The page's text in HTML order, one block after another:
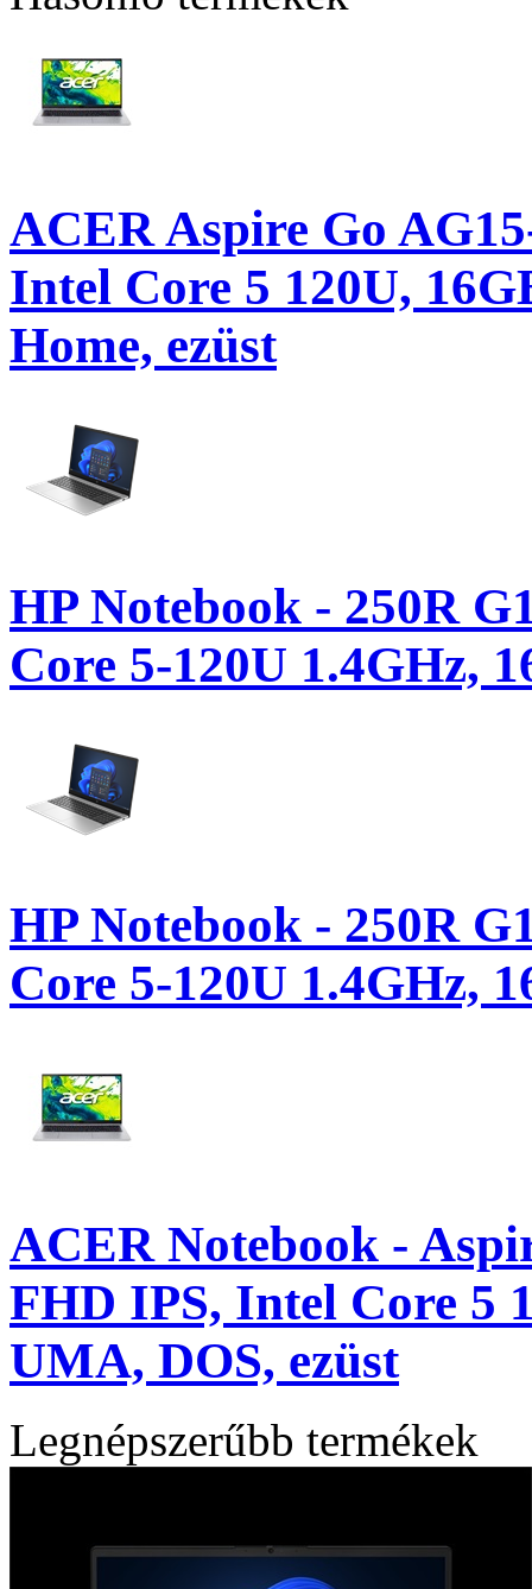
ACER Aspire Go
Intel Core 5 120U,
Home, ezüst
HP Notebook - 250R
Core 5-120U 1.4GHz,
HP Notebook - 250R
Core 5-120U 1.4GHz,
ACER Notebook -
FHD IPS, Intel Core 5
UMA, DOS, ezüst
Legnépszerűbb termékek